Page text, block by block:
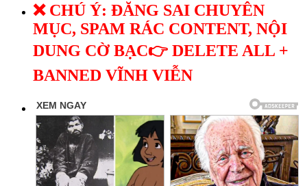
❌ CHÚ Ý: ĐĂNG SAI CHUYÊN
MỤC, SPAM RÁC CONTENT, NỘI
DUNG CỜ BẠC👉 DELETE ALL +
BANNED VĨNH VIỄN